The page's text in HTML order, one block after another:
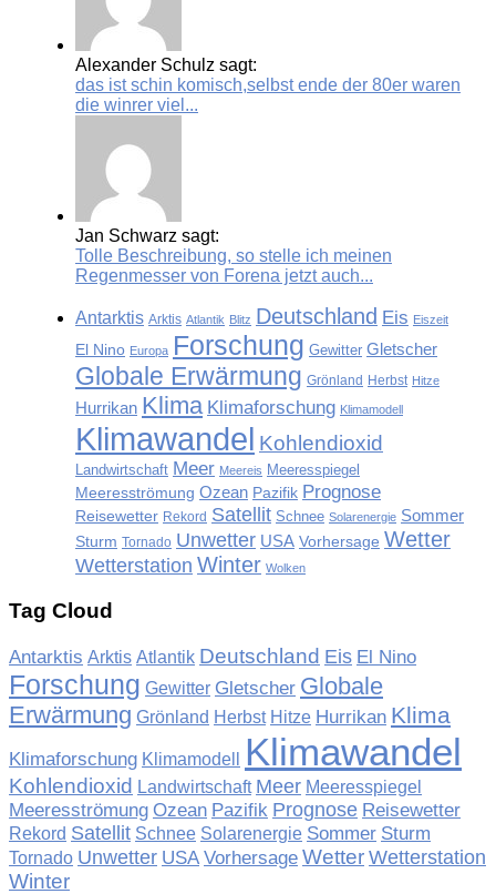
Alexander Schulz sagt:
das ist schin komisch,selbst ende der 80er waren
die winrer viel...
Jan Schwarz sagt:
Tolle Beschreibung, so stelle ich meinen
Regenmesser von Forena jetzt auch...
Antarktis Arktis Atlantik Blitz Deutschland Eis Eiszeit
El Nino Europa Forschung Gewitter Gletscher
Globale Erwärmung Grönland Herbst Hitze
Hurrikan Klima Klimaforschung Klimamodell
Klimawandel Kohlendioxid
Landwirtschaft Meer Meereis Meeresspiegel
Meeresströmung Ozean Pazifik Prognose
Reisewetter Rekord Satellit Schnee Solarenergie Sommer
Sturm Tornado Unwetter USA Vorhersage Wetter
Wetterstation Winter Wolken
Tag Cloud
Antarktis Arktis Atlantik Deutschland Eis El Nino
Forschung Gewitter Gletscher Globale
Erwärmung Grönland Herbst Hitze Hurrikan Klima
Klimaforschung Klimamodell Klimawandel
Kohlendioxid Landwirtschaft Meer Meeresspiegel
Meeresströmung Ozean Pazifik Prognose Reisewetter
Rekord Satellit Schnee Solarenergie Sommer Sturm
Tornado Unwetter USA Vorhersage Wetter Wetterstation
Winter